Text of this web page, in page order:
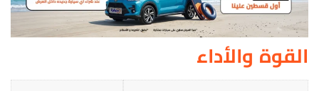
القوة والأداء